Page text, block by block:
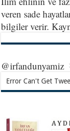
veren sade
bilgiler verir.
@irfandunyamiz
Error Can't Get